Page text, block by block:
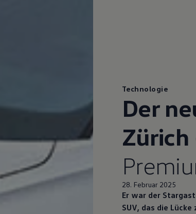
Technologie
Der
Zürich
28. Februar 2025
Er war der
SUV, das die